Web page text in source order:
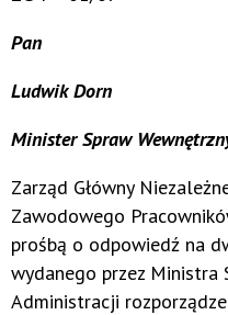
Pan
Ludwik Dorn
Minister Spraw
Zarząd Główny
Zawodowego
prośbą o odpowiedź na
wydanego przez Ministra
Administracji